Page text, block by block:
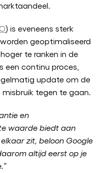
) is eveneens sterk
geoptimaliseerd
te ranken in de
een continu proces,
update om de
tegen te gaan.
en
waarde biedt aan
zit, beloon Google
altijd eerst op je